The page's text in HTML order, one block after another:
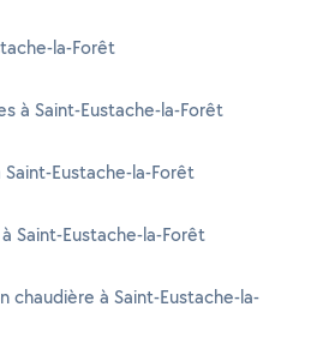
la-Forêt
à Saint-Eustache-la-Forêt
Eustache-la-Forêt
Saint-Eustache-la-Forêt
chaudière à Saint-Eustache-la-